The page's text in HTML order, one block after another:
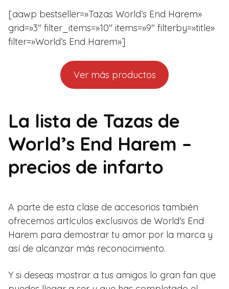
[aawp bestseller=»Tazas World’s End Harem»
grid=»3″ filter_items=»10″ items=»9″ filterby=»title»
filter=»World’s End Harem»]
Ver más productos
La lista de Tazas de
World’s End Harem –
precios de infarto
A parte de esta clase de accesorios también
ofrecemos artículos exclusivos de World’s End
Harem para demostrar tu amor por la marca y
así de alcanzar más reconocimiento.
Y si deseas mostrar a tus amigos lo gran fan que